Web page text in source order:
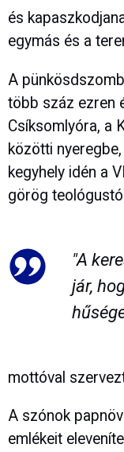
és
egymás és a
A
több száz ezren
Csíksomlyóra, a
közötti
kegyhely idén a
görög
"A
jár,
mottóval
A szónok
emlékeit